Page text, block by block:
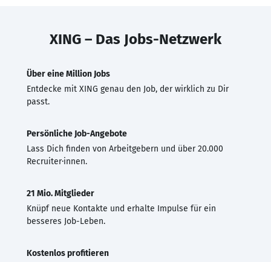
XING – Das Jobs-Netzwerk
Über eine Million Jobs
Entdecke mit XING genau den Job, der wirklich zu Dir
passt.
Persönliche Job-Angebote
Lass Dich finden von Arbeitgebern und über 20.000
Recruiter·innen.
21 Mio. Mitglieder
Knüpf neue Kontakte und erhalte Impulse für ein
besseres Job-Leben.
Kostenlos profitieren